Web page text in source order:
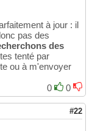
à jour : il
pas des
des
tenté par
ou à m'envoyer
0
0
#22